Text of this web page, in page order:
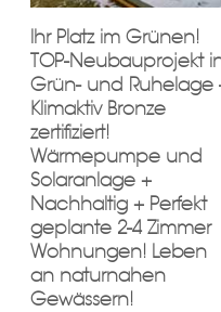
Ihr Platz im Grünen!
TOP-Neubauprojekt
Grün- und Ruhelage
Klimaktiv Bronze
zertifiziert!
Wärmepumpe und
Solaranlage +
Nachhaltig + Perfekt
geplante 2-4 Zimmer
Wohnungen! Leben
an naturnahen
Gewässern!